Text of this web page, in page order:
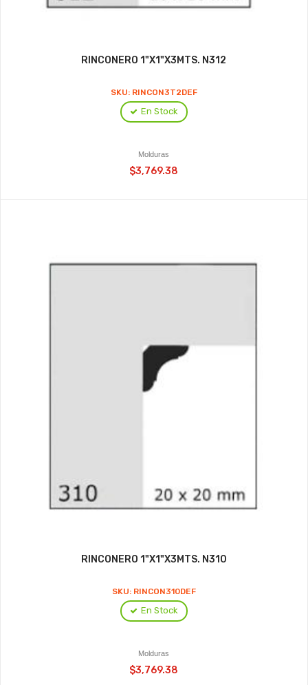
RINCONERO 1"X1"X3MTS. N312
SKU: RINCON3T2DEF
En Stock
Molduras
$3,769.38
RINCONERO 1"X1"X3MTS. N310
SKU: RINCON310DEF
En Stock
Molduras
$3,769.38